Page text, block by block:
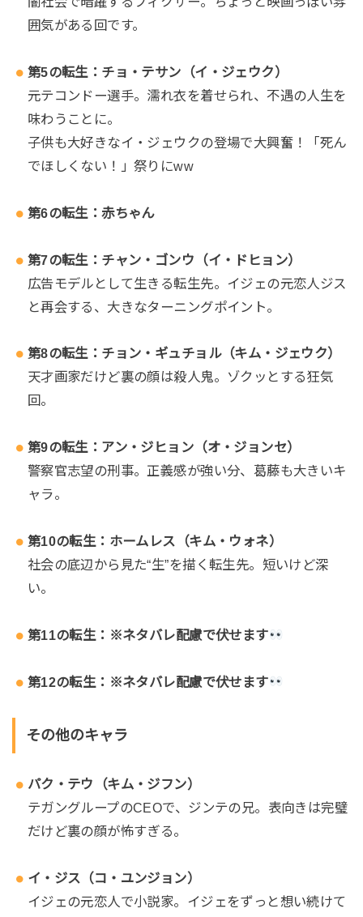
囲気がある回です。
第5の転生：チョ・テサン（イ・ジェウク）
元テコンドー選手。濡れ衣を着せられ、不遇の人生を
味わうことに。
子供も大好きなイ・ジェウクの登場で大興奮！「死ん
でほしくない！」祭りにww
第6の転生：赤ちゃん
第7の転生：チャン・ゴンウ（イ・ドヒョン）
広告モデルとして生きる転生先。イジェの元恋人ジス
と再会する、大きなターニングポイント。
第8の転生：チョン・ギュチョル（キム・ジェウク）
天才画家だけど裏の顔は殺人鬼。ゾクッとする狂気
回。
第9の転生：アン・ジヒョン（オ・ジョンセ）
警察官志望の刑事。正義感が強い分、葛藤も大きいキ
ャラ。
第10の転生：ホームレス（キム・ウォネ）
社会の底辺から見た“生”を描く転生先。短いけど深
い。
第11の転生：※ネタバレ配慮で伏せます
第12の転生：※ネタバレ配慮で伏せます
その他のキャラ
パク・テウ（キム・ジフン）
テガングループのCEOで、ジンテの兄。表向きは完璧
だけど裏の顔が怖すぎる。
イ・ジス（コ・ユンジョン）
イジェの元恋人で小説家。イジェをずっと想い続けて